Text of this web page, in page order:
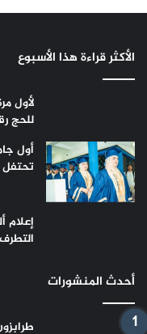
الأكثر قراءة هذا الأسبوع
لأول
للحج
أول
تحتفل
إعلام
التطرف
أحدث المنشورات